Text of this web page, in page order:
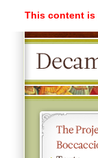
This content is